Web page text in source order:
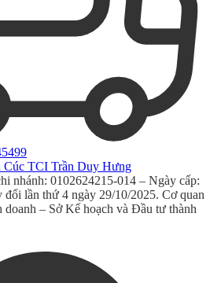
TCI Trần Duy Hưng
nhánh: 0102624215-014 – Ngày cấp:
đổi lần thứ 4 ngày 29/10/2025. Cơ quan
– Sở Kế hoạch và Đầu tư thành